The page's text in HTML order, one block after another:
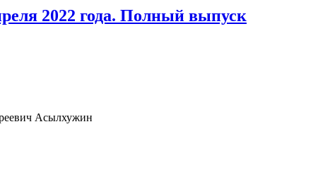
2022 года. Полный выпуск
Асылхужин